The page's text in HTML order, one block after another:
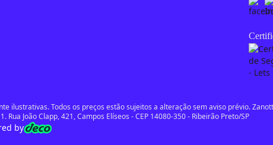
ilustrativas. Todos os preços estão sujeitos a alteração sem aviso prévio.
João Clapp, 421, Campos Elíseos - CEP 14080-350 - Ribeirão Preto/SP
by